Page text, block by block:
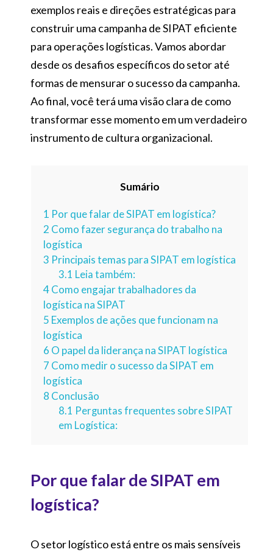
exemplos reais e direções estratégicas para
construir uma campanha de SIPAT eficiente
para operações logísticas. Vamos abordar
desde os desafios específicos do setor até
formas de mensurar o sucesso da campanha.
Ao final, você terá uma visão clara de como
transformar esse momento em um verdadeiro
instrumento de cultura organizacional.
Sumário
1 Por que falar de SIPAT em logística?
2 Como fazer segurança do trabalho na
logística
3 Principais temas para SIPAT em logística
3.1 Leia também:
4Como engajar trabalhadores da
logística na SIPAT
5 Exemplos de ações que funcionam na
logística
6 O papel da liderança na SIPAT logística
7 Como medir o sucesso da SIPAT em
logística
8 Conclusão
8.1 Perguntas frequentes sobre SIPAT
em Logística:
Por que falar de SIPAT em
logística?
O setor logístico está entre os mais sensíveis